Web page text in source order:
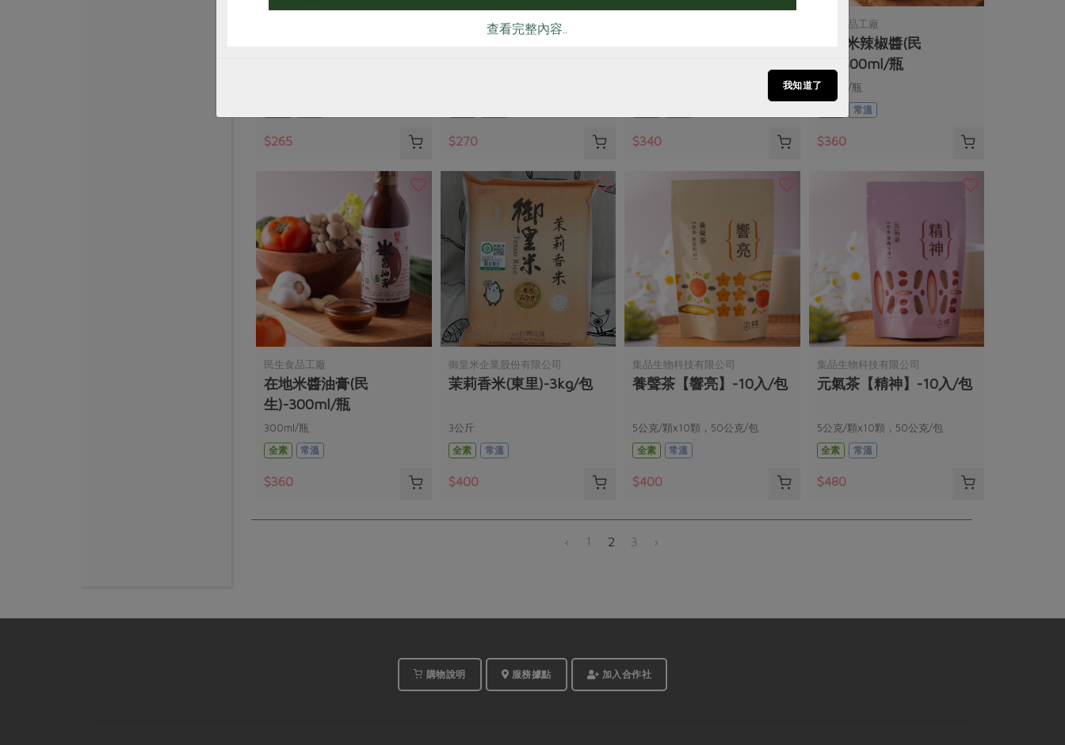
$265
民生食品工廠
$270 $340
民生食品工廠
在地米辣椒醬(民
生)-300ml/瓶
300ml/瓶
常溫
$360
民生食品工廠
在地米醬油膏(民
生)-300ml/瓶
300ml/瓶
全素
常溫
$360
御皇米企業股份有限公司
茉莉香米(東里)-3kg/包
3公斤
全素
常溫
$400
集品生物科技有限公司
養聲茶【響亮】-10入/包
5公克/顆x10顆，50公克/包
全素
常溫
$400
集品生物科技有限公司
元氣茶【精神】-10入/包
5公克/顆x10顆，50公克/包
全素
常溫
$480
‹ 1 2 3 ›
購物說明 服務據點 加入合作社
查看完整內容..
我知道了